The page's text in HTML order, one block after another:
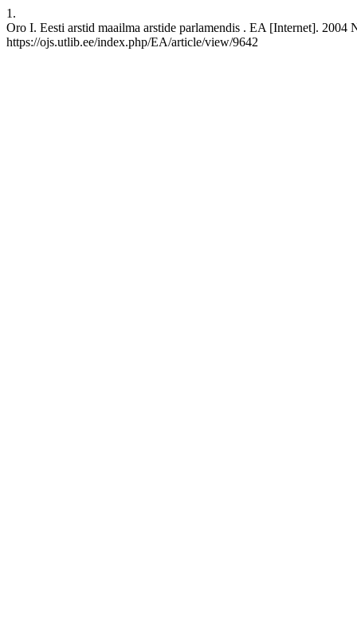
1.
Oro I. Eesti arstid maailma arstide parlamendis . EA [Internet].
https://ojs.utlib.ee/index.php/EA/article/view/9642